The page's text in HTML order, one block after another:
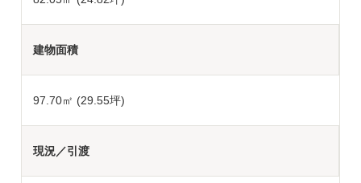
建物面積
97.70㎡ (29.55坪)
現況／引渡